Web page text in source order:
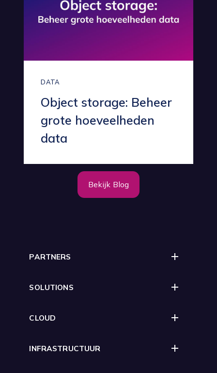
DATA
Object storage: Beheer
grote hoeveelheden
data
Bekijk Blog
PARTNERS
SOLUTIONS
CLOUD
INFRASTRUCTUUR